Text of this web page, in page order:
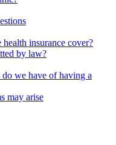
health insurance cover?
by law?
do we have of having a
may arise